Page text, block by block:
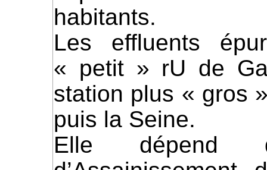
habitants.
Les effluents
« petit » rU de
station plus « gros
puis la Seine.
Elle dépend